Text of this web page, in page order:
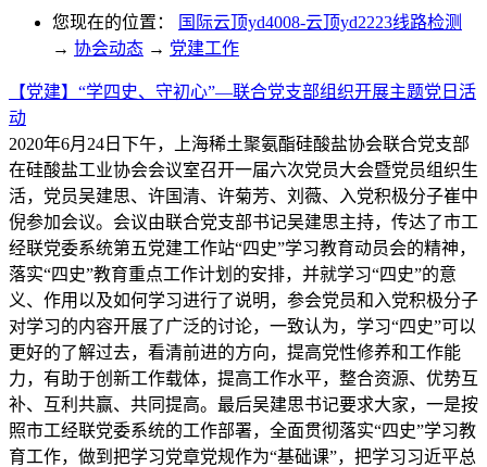
您现在的位置：
国际云顶yd4008-云顶yd2223线路检测
→ 协会动态 → 党建工作
【党建】“学四史、守初心”—联合党支部组织开展主题党日活
动
2020年6月24日下午，上海稀土聚氨酯硅酸盐协会联合党支部
在硅酸盐工业协会会议室召开一届六次党员大会暨党员组织生
活，党员吴建思、许国清、许菊芳、刘薇、入党积极分子崔中
倪参加会议。会议由联合党支部书记吴建思主持，传达了市工
经联党委系统第五党建工作站“四史”学习教育动员会的精神，
落实“四史”教育重点工作计划的安排，并就学习“四史”的意
义、作用以及如何学习进行了说明，参会党员和入党积极分子
对学习的内容开展了广泛的讨论，一致认为，学习“四史”可以
更好的了解过去，看清前进的方向，提高党性修养和工作能
力，有助于创新工作载体，提高工作水平，整合资源、优势互
补、互利共赢、共同提高。最后吴建思书记要求大家，一是按
照市工经联党委系统的工作部署，全面贯彻落实“四史”学习教
育工作，做到把学习党章党规作为“基础课”，把学习习近平总